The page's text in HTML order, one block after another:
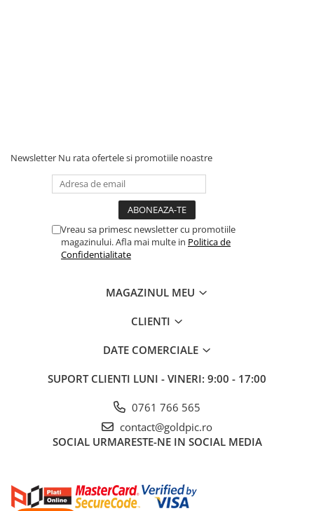
Newsletter Nu rata ofertele si promotiile noastre
Vreau sa primesc newsletter cu promotiile
magazinului. Afla mai multe in Politica de
Confidentialitate
MAGAZINUL MEU
CLIENTI
DATE COMERCIALE
SUPORT CLIENTI LUNI - VINERI: 9:00 - 17:00
0761 766 565
contact@goldpic.ro
SOCIAL URMARESTE-NE IN SOCIAL MEDIA